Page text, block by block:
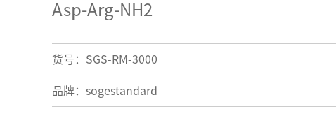
Asp-Arg-NH2
货号：SGS-RM-3000
品牌：sogestandard